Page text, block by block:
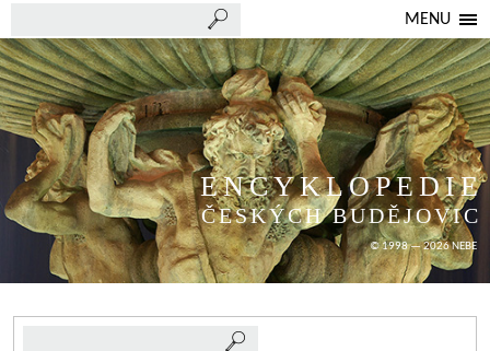
MENU
ENCYKLOPEDIE
ČESKÝCH BUDĚJOVIC
© 1998 — 2026 NEBE